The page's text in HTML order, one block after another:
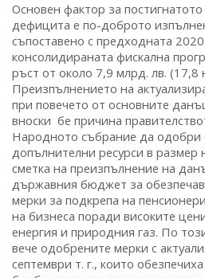
Основен фактор за
дефицита е по-доброто
съпоставено с предходната
консолидираната фискална
ръст от около 7,9 млрд. лв. (17,8
Преизпълнението на
при повечето от основните
вноски бе причина
Народното събрание да одобри
допълнителни ресурси в размер
сметка на преизпълнение на
държавния бюджет за
мерки за подкрепа на
на бизнеса поради високите
енергия и природния газ. По
вече одобрените мерки с
септември т. г., които